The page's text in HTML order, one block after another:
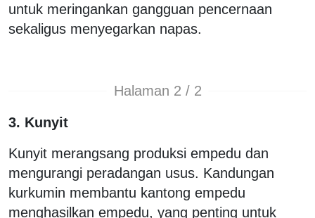
untuk meringankan gangguan pencernaan
sekaligus menyegarkan napas.
Halaman 2 / 2
3. Kunyit
Kunyit merangsang produksi empedu dan
mengurangi peradangan usus. Kandungan
kurkumin membantu kantong empedu
menghasilkan empedu, yang penting untuk